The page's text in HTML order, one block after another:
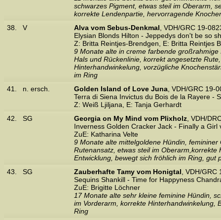
schwarzes Pigment, etwas steil im Oberarm,
korrekte Lendenpartie, hervorragende
38.
V Alva vom Sebus-Denkmal , VDH/GRC 19-
Elysian Blonds Hilton - Jeppedys don't be so
Z: Britta Reintjes-Brendgen, E: Britta Reintjes
9 Monate alte in creme farbende
Hals und Rückenlinie, korrekt angesetzte
Hinterhandwinkelung, vorzügliche
im Ring
41.
n. ersch. Golden Island of Love Juna , VDH/GRC
Terra di Siena Invictus du Bois de la Rayere -
Z: Weiß Ljiljana, E: Tanja Gerhardt
42.
SG Georgia on My Mind vom Plixholz , VDH/
Inverness Golden Cracker Jack - Finally a Girl
ZuE: Katharina Velte
9 Monate alte mittelgoldene Hündin,
Rutenansatz, etwas steil im
Entwicklung, bewegt sich fröhlich im Ring, gut
43.
SG Zauberhafte Tamy vom Honigtal , VDH/
Sequins Shankill - Time for Happyness
ZuE: Brigitte Löchner
17 Monate alte sehr kleine feminine Hündin,
im Vorderarm, korrekte Hinterhandwinkelung,
Ring